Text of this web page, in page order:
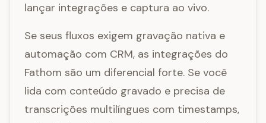
lançar integrações e captura ao vivo.
Se seus fluxos exigem gravação nativa e
automação com CRM, as integrações do
Fathom são um diferencial forte. Se você
lida com conteúdo gravado e precisa de
transcrições multilíngues com timestamps,